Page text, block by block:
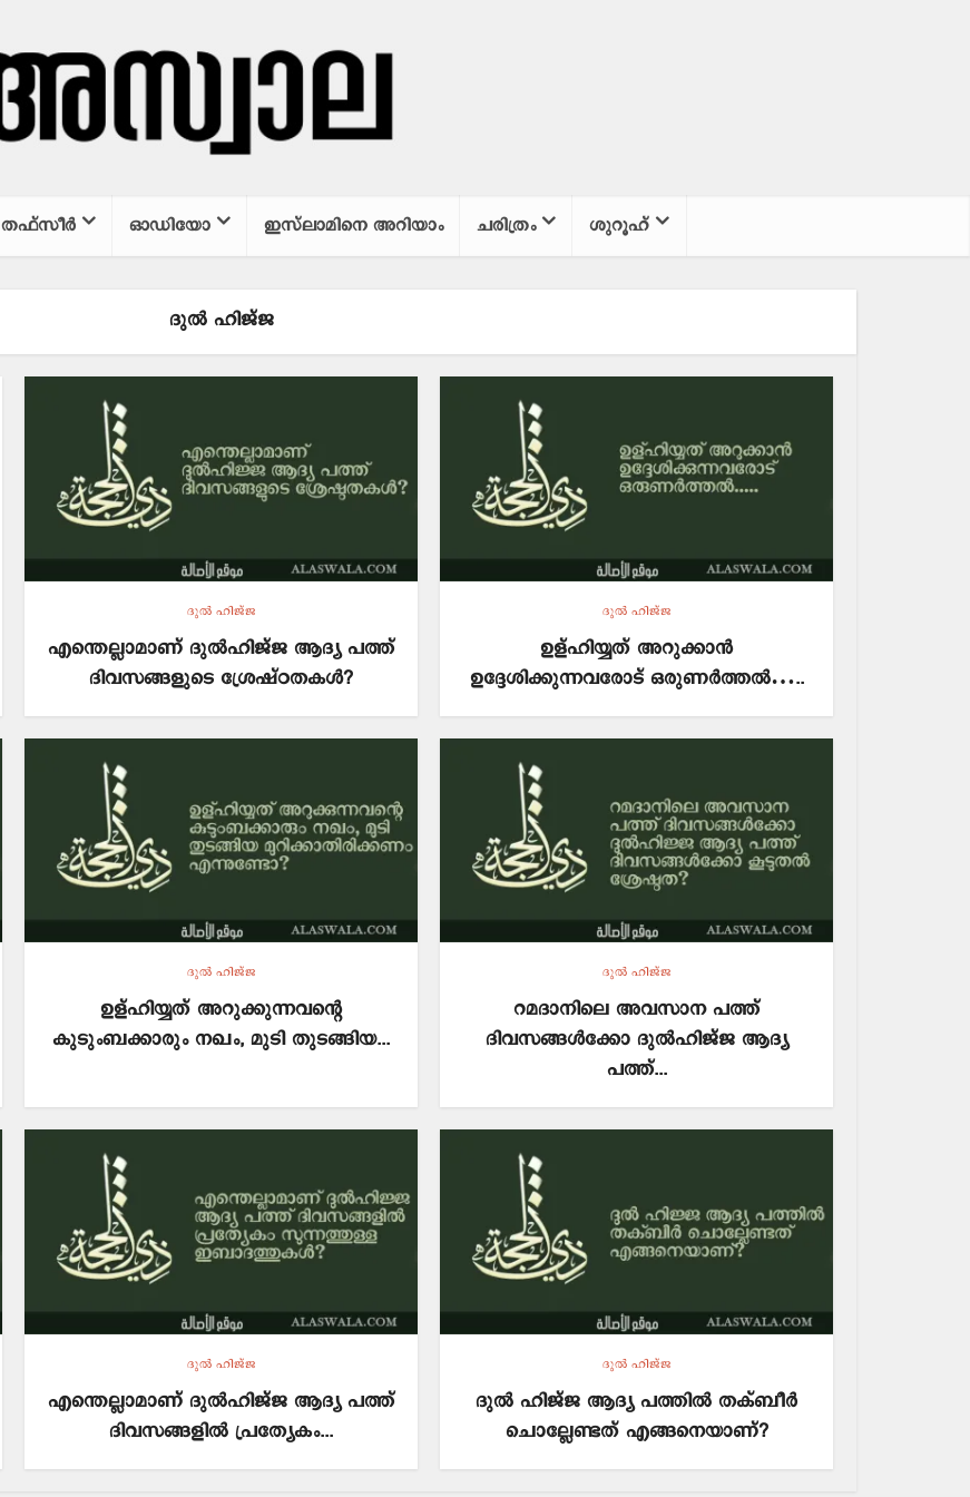
തഫ്സീര്‍ ഓഡിയോ ഇസ്‌ലാമിനെ അറിയാം ചരിത്രം ശുറൂഹ്
ദുല്‍ ഹിജ്ജ
ദുല്‍ ഹിജ്ജ
എന്തെല്ലാമാണ് ദുൽഹിജ്ജ ആദ്യ പത്ത്
ദിവസങ്ങളുടെ ശ്രേഷ്ഠതകൾ?
ദുല്‍ ഹിജ്ജ
ഉള്ഹിയ്യത് അറുക്കാൻ
ഉദ്ദേശിക്കുന്നവരോട് ഒരുണർത്തൽ…..
ദുല്‍ ഹിജ്ജ
ഉള്ഹിയ്യത് അറുക്കുന്നവന്റെ
കുടുംബക്കാരും നഖം, മുടി തുടങ്ങിയ...
ദുല്‍ ഹിജ്ജ
റമദാനിലെ അവസാന പത്ത്
ദിവസങ്ങൾക്കോ ദുൽഹിജ്ജ ആദ്യ
പത്ത്...
ദുല്‍ ഹിജ്ജ
എന്തെല്ലാമാണ് ദുൽഹിജ്ജ ആദ്യ പത്ത്
ദിവസങ്ങളിൽ പ്രത്യേകം...
ദുല്‍ ഹിജ്ജ
ദുല്‍ ഹിജ്ജ ആദ്യ പത്തില്‍ തക്ബീര്‍
ചൊല്ലേണ്ടത് എങ്ങനെയാണ്?